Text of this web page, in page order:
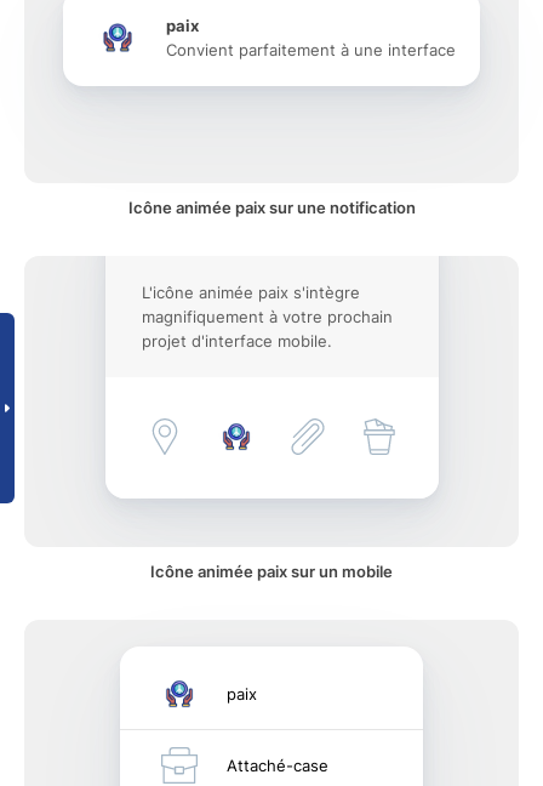
paix
Convient parfaitement à une interface
Icône animée paix sur une notification
L'icône animée paix s'intègre
magnifiquement à votre prochain
projet d'interface mobile.
Icône animée paix sur un mobile
paix
Attaché-case